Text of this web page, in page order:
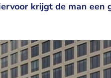
krijgt de man een